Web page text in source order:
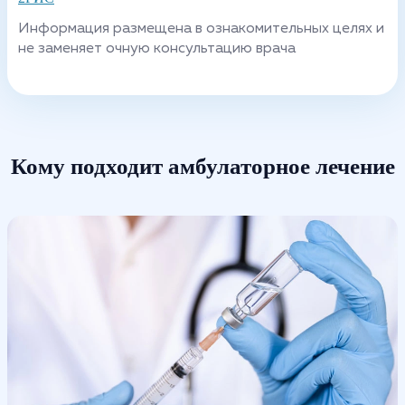
Информация размещена в ознакомительных целях и
не заменяет очную консультацию врача
Кому подходит амбулаторное лечение